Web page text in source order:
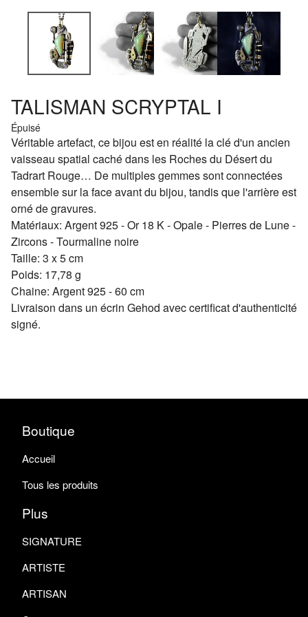
TALISMAN SCRYPTAL I
Épuisé
Véritable artefact, ce bijou est en réalité la clé d'un ancien
vaisseau spatial caché dans les Roches du Désert du
Tadrart Rouge… De multiples gemmes sont connectées
ensemble sur la face avant du bijou, tandis que l'arrière est
orné de gravures.
Matériaux: Argent 925 - Or 18 K - Opale - Pierres de Lune -
Zircons - Tourmaline noire
Taille: 3 x 5 cm
Poids: 17,78 g
Chaine: Argent 925 - 60 cm
Livraison dans un écrin Gehod avec certificat d'authenticité
signé.
Boutique
Accueil
Tous les produits
Plus
SIGNATURE
ARTISTE
ARTISAN